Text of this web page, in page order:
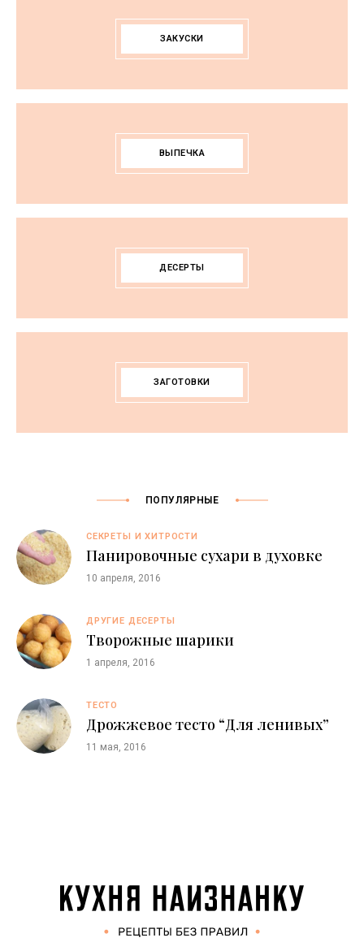
ЗАКУСКИ
ВЫПЕЧКА
ДЕСЕРТЫ
ЗАГОТОВКИ
ПОПУЛЯРНЫЕ
СЕКРЕТЫ И ХИТРОСТИ
Панировочные сухари в духовке
10 апреля, 2016
ДРУГИЕ ДЕСЕРТЫ
Творожные шарики
1 апреля, 2016
ТЕСТО
Дрожжевое тесто “Для ленивых”
11 мая, 2016